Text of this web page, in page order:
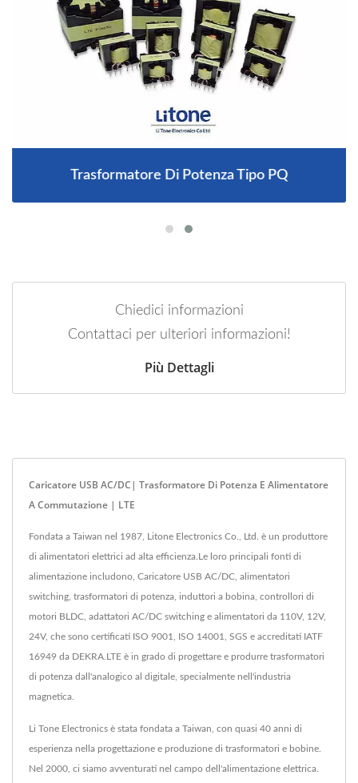
Trasformatore Di Potenza Tipo PQ
Chiedici informazioni
Contattaci per ulteriori informazioni!
Più Dettagli
Caricatore USB AC/DC| Trasformatore Di Potenza E Alimentatore
A Commutazione | LTE
Fondata a Taiwan nel 1987, Litone Electronics Co., Ltd. è un produttore
di alimentatori elettrici ad alta efficienza.Le loro principali fonti di
alimentazione includono, Caricatore USB AC/DC, alimentatori
switching, trasformatori di potenza, induttori a bobina, controllori di
motori BLDC, adattatori AC/DC switching e alimentatori da 110V, 12V,
24V, che sono certificati ISO 9001, ISO 14001, SGS e accreditati IATF
16949 da DEKRA.LTE è in grado di progettare e produrre trasformatori
di potenza dall'analogico al digitale, specialmente nell'industria
magnetica.
Li Tone Electronics è stata fondata a Taiwan, con quasi 40 anni di
esperienza nella progettazione e produzione di trasformatori e bobine.
Nel 2000, ci siamo avventurati nel campo dell'alimentazione elettrica.